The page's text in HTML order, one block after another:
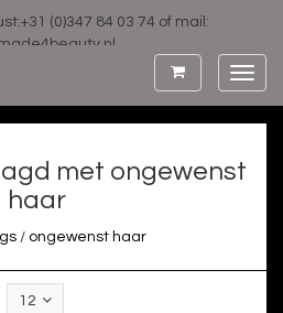
(0)347 84 03 74 of mail:
met ongewenst
haar
/ ongewenst haar
12